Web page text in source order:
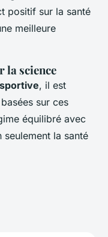
positif sur la santé
meilleure
la science
, il est
sur ces
équilibré avec
seulement la santé